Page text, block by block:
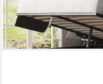
lieferbar - in 5-6 Werktagen bei dir